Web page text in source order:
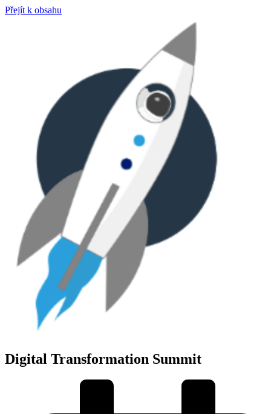
Přejít k obsahu
Digital Transformation Summit